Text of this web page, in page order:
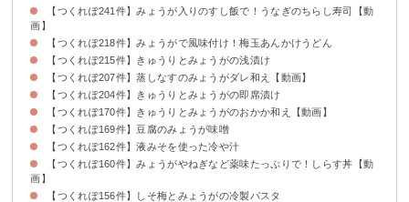
【つくれぽ241件】みょうが入りのすし飯で！うなぎのちらし寿司【動
画】
【つくれぽ218件】みょうがで風味付け！梅玉あんかけうどん
【つくれぽ215件】きゅうりとみょうがの浅漬け
【つくれぽ207件】蒸しなすのみょうがダレ和え【動画】
【つくれぽ204件】きゅうりとみょうがの即席漬け
【つくれぽ170件】きゅうりとみょうがのおかか和え【動画】
【つくれぽ169件】豆腐のみょうが味噌
【つくれぽ162件】液みそを使った冷や汁
【つくれぽ160件】みょうがやねぎなど薬味たっぷりで！しらす丼【動
画】
【つくれぽ156件】しそ梅とみょうがの冷製パスタ